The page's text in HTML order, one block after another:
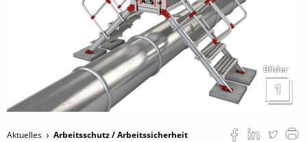
Bilder
1
Aktuelles Arbeitsschutz / Arbeitssicherheit